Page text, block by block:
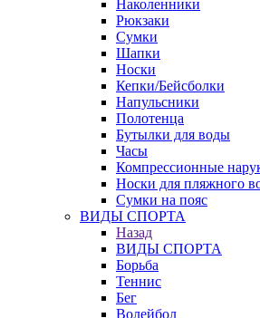
Наколенники
Рюкзаки
Сумки
Шапки
Носки
Кепки/Бейсболки
Напульсники
Полотенца
Бутылки для воды
Часы
Компрессионные
Носки для пляжного
Сумки на пояс
ВИДЫ СПОРТА
Назад
ВИДЫ СПОРТА
Борьба
Теннис
Бег
Волейбол